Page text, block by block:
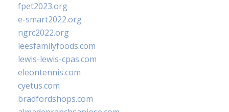
fpet2023.org
e-smart2022.org
ngrc2022.org
leesfamilyfoods.com
lewis-lewis-cpas.com
eleontennis.com
cyetus.com
bradfordshops.com